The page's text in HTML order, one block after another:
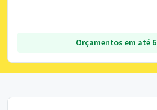
Orçamentos em até